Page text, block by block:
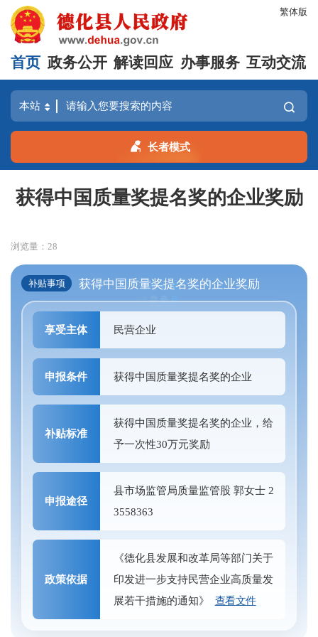
繁体版
首页 政务公开 解读回应 办事服务 互动交流
长者模式
获得中国质量奖提名奖的企业奖励
浏览量：28
补贴事项 获得中国质量奖提名奖的企业奖励
享受主体 民营企业
申报条件 获得中国质量奖提名奖的企业
补贴标准
获得中国质量奖提名奖的企业，给
予一次性30万元奖励
申报途径
县市场监管局质量监管股 郭女士 2
3558363
政策依据
《德化县发展和改革局等部门关于
印发进一步支持民营企业高质量发
展若干措施的通知》 查看文件